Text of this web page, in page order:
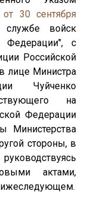
от 30 сентября
войск
Федерации", с
Российской
лице Министра
Чуйченко
на
Федерации
Министерства
стороны, в
актами,